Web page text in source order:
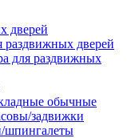
дверей
раздвижных дверей
для раздвижных
обычные
задвижки
шпингалеты